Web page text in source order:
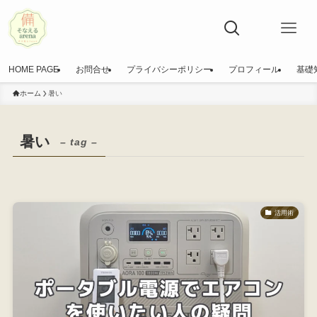
HOME PAGE お問合せ プライバシーポリシー プロフィール 基礎
ホーム 暑い
暑い – tag –
活用術